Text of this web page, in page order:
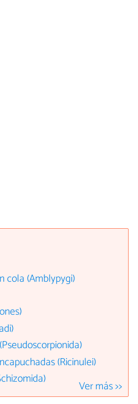
cola (Amblypygi)
(Ricinulei)
Ver más >>